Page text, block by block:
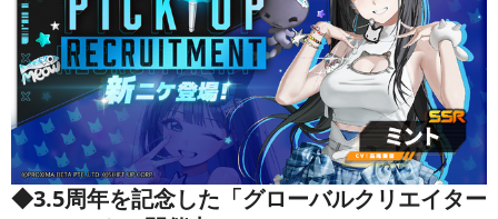
◆3.5周年を記念した「グローバルクリエイター